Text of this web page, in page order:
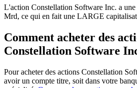
L'action Constellation Software Inc. a
Mrd, ce qui en fait une LARGE
Comment acheter des
Constellation Software
Pour acheter des actions Constellation
avoir un compte titre, soit dans votre